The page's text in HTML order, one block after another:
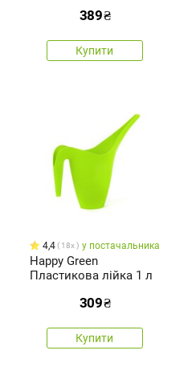
389₴
Купити
4,4 18x у постачальника
Happy Green
Пластикова лійка 1 л
309₴
Купити